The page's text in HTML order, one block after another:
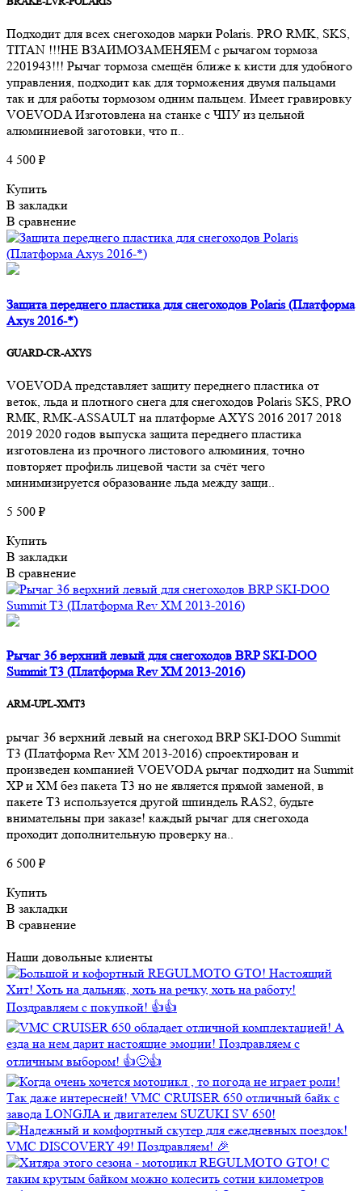
Подходит для всех снегоходов марки Polaris. PRO RMK, SKS,
TITAN !!!НЕ ВЗАИМОЗАМЕНЯЕМ с рычагом тормоза
2201943!!! Рычаг тормоза смещён ближе к кисти для удобного
управления, подходит как для торможения двумя пальцами
так и для работы тормозом одним пальцем. Имеет гравировку
VOEVODA Изготовлена на станке с ЧПУ из цельной
алюминиевой заготовки, что п..
4 500 ₽
Купить
В закладки
В сравнение
Защита переднего пластика для снегоходов Polaris (Платформа
Axys 2016-*)
GUARD-CR-AXYS
VOEVODA представляет защиту переднего пластика от
веток, льда и плотного снега для снегоходов Polaris SKS, PRO
RMK, RMK-ASSAULT на платформе AXYS 2016 2017 2018
2019 2020 годов выпуска защита переднего пластика
изготовлена из прочного листового алюминия, точно
повторяет профиль лицевой части за счёт чего
минимизируется образование льда между защи..
5 500 ₽
Купить
В закладки
В сравнение
Рычаг 36 верхний левый для снегоходов BRP SKI-DOO
Summit T3 (Платформа Rev XM 2013-2016)
ARM-UPL-XMT3
рычаг 36 верхний левый на снегоход BRP SKI-DOO Summit
T3 (Платформа Rev XM 2013-2016) спроектирован и
произведен компанией VOEVODA рычаг подходит на Summit
XP и XM без пакета T3 но не является прямой заменой, в
пакете T3 используется другой шпиндель RAS2, будьте
внимательны при заказе! каждый рычаг для снегохода
проходит дополнительную проверку на..
6 500 ₽
Купить
В закладки
В сравнение
Наши довольные клиенты